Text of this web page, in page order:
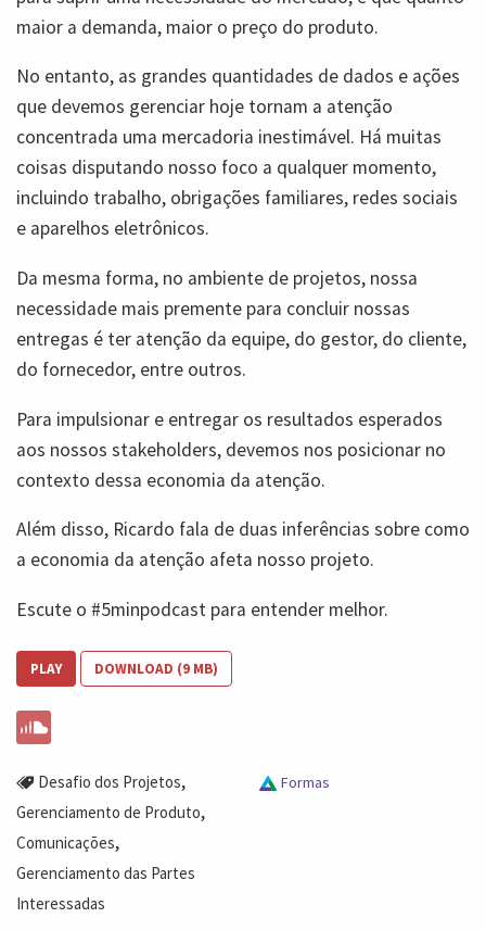
maior a demanda, maior o preço do produto.
No entanto, as grandes quantidades de dados e ações
que devemos gerenciar hoje tornam a atenção
concentrada uma mercadoria inestimável. Há muitas
coisas disputando nosso foco a qualquer momento,
incluindo trabalho, obrigações familiares, redes sociais
e aparelhos eletrônicos.
Da mesma forma, no ambiente de projetos, nossa
necessidade mais premente para concluir nossas
entregas é ter atenção da equipe, do gestor, do cliente,
do fornecedor, entre outros.
Para impulsionar e entregar os resultados esperados
aos nossos stakeholders, devemos nos posicionar no
contexto dessa economia da atenção.
Além disso, Ricardo fala de duas inferências sobre como
a economia da atenção afeta nosso projeto.
Escute o #5minpodcast para entender melhor.
PLAY DOWNLOAD (9 MB)
Desafio dos Projetos,
Gerenciamento de Produto,
Comunicações,
Gerenciamento das Partes
Interessadas
Formas